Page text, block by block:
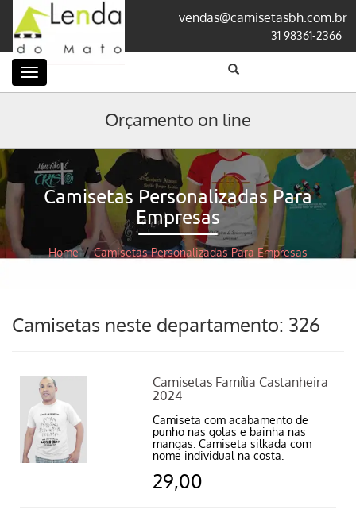
vendas@camisetasbh.com.br
31 98361-2366
Categorias
Orçamento on line
Camisetas Personalizadas Para
Empresas
Home / Camisetas Personalizadas Para Empresas
Camisetas neste departamento: 326
Camisetas Família Castanheira
2024
Camiseta com acabamento de
punho nas golas e bainha nas
mangas. Camiseta silkada com
nome individual na costa.
29,00